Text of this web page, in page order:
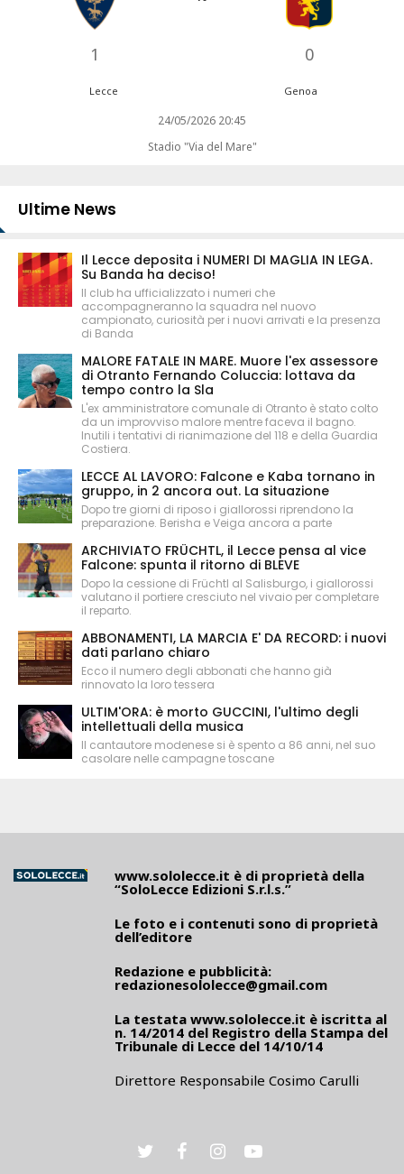
1 0
Lecce Genoa
24/05/2026 20:45
Stadio "Via del Mare"
Ultime News
Il Lecce deposita i NUMERI DI MAGLIA IN LEGA.
Su Banda ha deciso!
Il club ha ufficializzato i numeri che
accompagneranno la squadra nel nuovo
campionato, curiosità per i nuovi arrivati e la presenza
di Banda
MALORE FATALE IN MARE. Muore l'ex assessore
di Otranto Fernando Coluccia: lottava da
tempo contro la Sla
L'ex amministratore comunale di Otranto è stato colto
da un improvviso malore mentre faceva il bagno.
Inutili i tentativi di rianimazione del 118 e della Guardia
Costiera.
LECCE AL LAVORO: Falcone e Kaba tornano in
gruppo, in 2 ancora out. La situazione
Dopo tre giorni di riposo i giallorossi riprendono la
preparazione. Berisha e Veiga ancora a parte
ARCHIVIATO FRÜCHTL, il Lecce pensa al vice
Falcone: spunta il ritorno di BLEVE
Dopo la cessione di Früchtl al Salisburgo, i giallorossi
valutano il portiere cresciuto nel vivaio per completare
il reparto.
ABBONAMENTI, LA MARCIA E' DA RECORD: i nuovi
dati parlano chiaro
Ecco il numero degli abbonati che hanno già
rinnovato la loro tessera
ULTIM'ORA: è morto GUCCINI, l'ultimo degli
intellettuali della musica
Il cantautore modenese si è spento a 86 anni, nel suo
casolare nelle campagne toscane
www.sololecce.it è di proprietà della
“SoloLecce Edizioni S.r.l.s.”
Le foto e i contenuti sono di proprietà
dell’editore
Redazione e pubblicità:
redazionesololecce@gmail.com
La testata www.sololecce.it è iscritta al
n. 14/2014 del Registro della Stampa del
Tribunale di Lecce del 14/10/14
Direttore Responsabile Cosimo Carulli